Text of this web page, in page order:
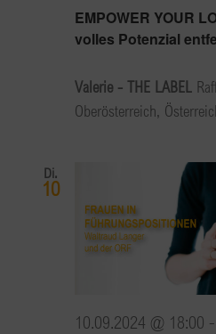
EMPOWER YOUR
volles Potenzial
Valerie - THE LABEL
Oberösterreich,
Di.
10
10.09.2024 @ 18:00 -